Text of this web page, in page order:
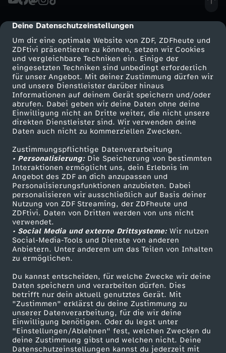
cmp-dialog-description
Deine Datenschutzeinstellungen
Um dir eine optimale Website von ZDF, ZDFheute und
ZDFtivi präsentieren zu können, setzen wir Cookies
und vergleichbare Techniken ein. Einige der
eingesetzten Techniken sind unbedingt erforderlich
für unser Angebot. Mit deiner Zustimmung dürfen wir
und unsere Dienstleister darüber hinaus
Informationen auf deinem Gerät speichern und/oder
abrufen. Dabei geben wir deine Daten ohne deine
Einwilligung nicht an Dritte weiter, die nicht unsere
direkten Dienstleister sind. Wir verwenden deine
Daten auch nicht zu kommerziellen Zwecken.
Zustimmungspflichtige Datenverarbeitung
• Personalisierung:Die Speicherung von bestimmten
Interaktionen ermöglicht uns, dein Erlebnis im
Angebot des ZDF an dich anzupassen und
Personalisierungsfunktionen anzubieten. Dabei
personalisieren wir ausschließlich auf Basis deiner
Nutzung von ZDF Streaming, der ZDFheute und
ZDFtivi. Daten von Dritten werden von uns nicht
verwendet.
• Social Media und externe Drittsysteme:Wir nutzen
Social-Media-Tools und Dienste von anderen
Anbietern. Unter anderem um das Teilen von Inhalten
zu ermöglichen.
Du kannst entscheiden, für welche Zwecke wir deine
Daten speichern und verarbeiten dürfen. Dies
betrifft nur dein aktuell genutztes Gerät. Mit
"Zustimmen" erklärst du deine Zustimmung zu
unserer Datenverarbeitung, für die wir deine
Einwilligung benötigen. Oder du legst unter
"Einstellungen/Ablehnen" fest, welchen Zwecken du
deine Zustimmung gibst und welchen nicht. Deine
Datenschutzeinstellungen kannst du jederzeit mit
Mehr ZDF
ZDF-Apps
Smart TV
ZDFtext
Livestreams
Sendungen A-Z
TV-Programm
Service
ZDFmitreden
Kontakt zum ZDF
Tickets
Zuschauerservice
Hilfe
ZDF Unternehmen
Karriere
ZDF goes Schule
Werbefernsehen
Mainzelmännchen